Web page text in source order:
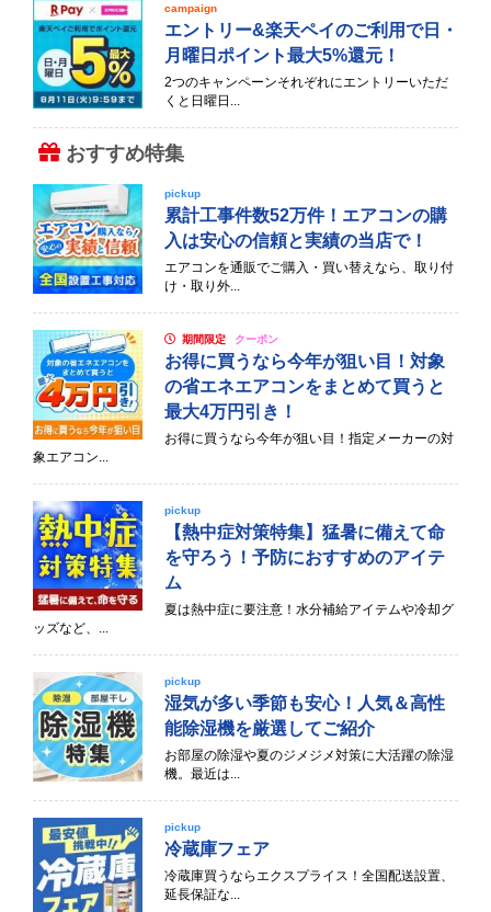
campaign
エントリー&楽天ペイのご利用で日・
月曜日ポイント最大5%還元！
2つのキャンペーンそれぞれにエントリーいただ
くと日曜日...
おすすめ特集
pickup
累計工事件数52万件！エアコンの購
入は安心の信頼と実績の当店で！
エアコンを通販でご購入・買い替えなら、取り付
け・取り外...
期間限定 クーポン
お得に買うなら今年が狙い目！対象
の省エネエアコンをまとめて買うと
最大4万円引き！
お得に買うなら今年が狙い目！指定メーカーの対
象エアコン...
pickup
【熱中症対策特集】猛暑に備えて命
を守ろう！予防におすすめのアイテ
ム
夏は熱中症に要注意！水分補給アイテムや冷却グ
ッズなど、...
pickup
湿気が多い季節も安心！人気＆高性
能除湿機を厳選してご紹介
お部屋の除湿や夏のジメジメ対策に大活躍の除湿
機。最近は...
pickup
冷蔵庫フェア
冷蔵庫買うならエクスプライス！全国配送設置、
延長保証な...